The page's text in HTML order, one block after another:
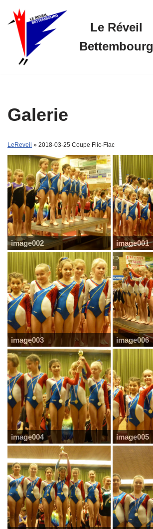
Skip
content
Le Réveil
Bettembourg
Galerie
LeReveil » 2018-03-25 Coupe Flic-Flac
image002 image001
image003 image006
image004 image005